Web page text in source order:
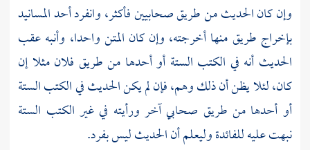
وإن كان الحديث من طريق صحابيين فأكثر، وانفرد أحد المسانيد
بإخراج طريق منها أخرجته، وإن كان المتن واحدا، وأنبه عقب
الحديث أنه في الكتب الستة أو أحدها من طريق فلان مثلا إن
كان، لئلا يظن أن ذلك وهم، فإن لم يكن الحديث في الكتب الستة
أو أحدها من طريق صحابي آخر ورأيته في غير الكتب الستة
نبهت عليه للفائدة وليعلم أن الحديث ليس بفرد.